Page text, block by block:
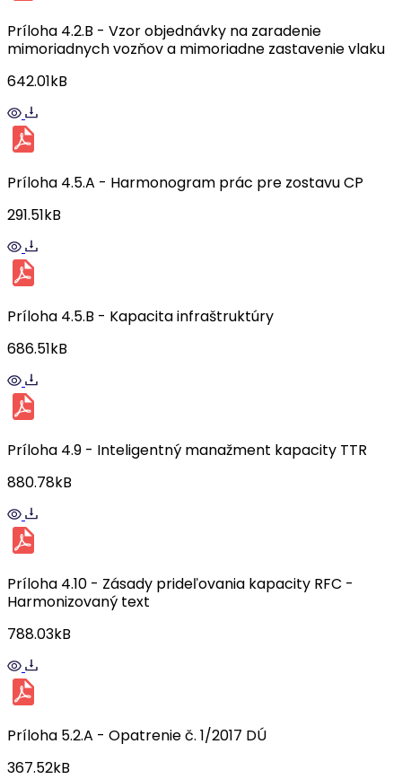
Príloha 4.2.B - Vzor objednávky na zaradenie
mimoriadnych vozňov a mimoriadne zastavenie vlaku
642.01kB
Príloha 4.5.A - Harmonogram prác pre zostavu CP
291.51kB
Príloha 4.5.B - Kapacita infraštruktúry
686.51kB
Príloha 4.9 - Inteligentný manažment kapacity TTR
880.78kB
Príloha 4.10 - Zásady prideľovania kapacity RFC -
Harmonizovaný text
788.03kB
Príloha 5.2.A - Opatrenie č. 1/2017 DÚ
367.52kB